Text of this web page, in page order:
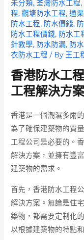
未分類,荃灣防水工程,
程,觀塘防水工程,通
防水工程, 防水價錢,
防水工程價錢, 防水工
針教學, 防水防漏, 防
衣防水工程 / By 王工
香港防水工
工程解決方案
香港是一個潮濕多雨
為了確保建築物的質
工程公司是必要的。
解決方案，並擁有豐
建築物的需求。
首先，香港防水工程
解決方案。無論是住
築物，都需要定制化
以根據建築物的特點